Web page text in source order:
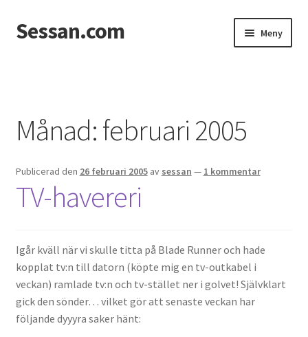
Hoppa
till
Hoppa
till
Sessan.com Meny
Integritetspolicy
Jessicas & Marcus bröllop
Ett helt fantastiskt bröllop!
Förlovning
Från Photoboothet
Gästgalleri
Månad:februari 2005
Publicerad den 26 februari 2005 av sessan — 1 kommentar
TV-havereri
Igår kväll när vi skulle titta på Blade Runner och hade
kopplat tv:n till datorn (köpte mig en tv-outkabel i
veckan) ramlade tv:n och tv-stället ner i golvet! Självklart
gick den sönder… vilket gör att senaste veckan har
följande dyyyra saker hänt: